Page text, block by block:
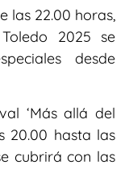
las 22.00 horas,
2025 se
desde
‘Más allá del
20.00 hasta las
cubrirá con las